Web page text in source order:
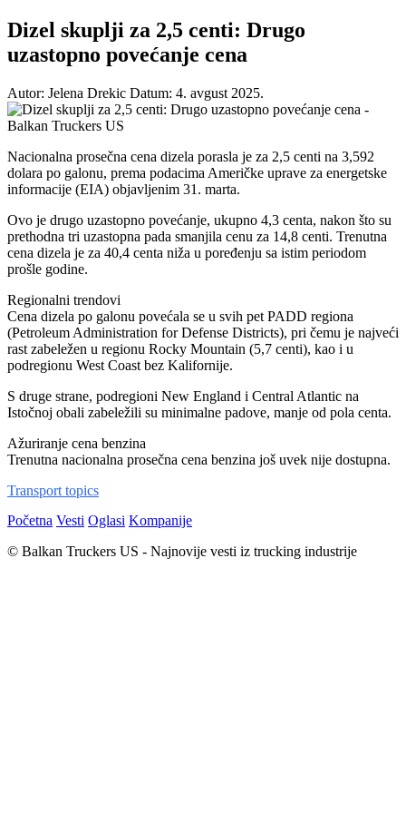
Dizel skuplji za 2,5 centi: Drugo
uzastopno povećanje cena
Autor: Jelena Drekic Datum: 4. avgust 2025.
Nacionalna prosečna cena dizela porasla je za 2,5 centi na 3,592
dolara po galonu, prema podacima Američke uprave za energetske
informacije (EIA) objavljenim 31. marta.
Ovo je drugo uzastopno povećanje, ukupno 4,3 centa, nakon što su
prethodna tri uzastopna pada smanjila cenu za 14,8 centi. Trenutna
cena dizela je za 40,4 centa niža u poređenju sa istim periodom
prošle godine.
Regionalni trendovi
Cena dizela po galonu povećala se u svih pet PADD regiona
(Petroleum Administration for Defense Districts), pri čemu je najveći
rast zabeležen u regionu Rocky Mountain (5,7 centi), kao i u
podregionu West Coast bez Kalifornije.
S druge strane, podregioni New England i Central Atlantic na
Istočnoj obali zabeležili su minimalne padove, manje od pola centa.
Ažuriranje cena benzina
Trenutna nacionalna prosečna cena benzina još uvek nije dostupna.
Transport topics
Početna Vesti Oglasi Kompanije
© Balkan Truckers US - Najnovije vesti iz trucking industrije